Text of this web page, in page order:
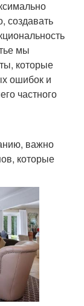
создавать
мы
которые
ошибок и
частного
важно
которые